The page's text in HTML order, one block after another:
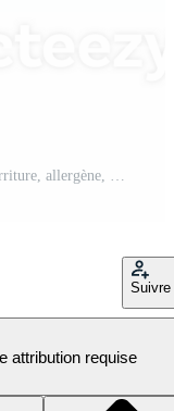
3d le rendu sucre cubes isolé utile pour nourriture, allergène, allergie, maladie et antigène conception élément PNG Pro
Suivre
attribution requise